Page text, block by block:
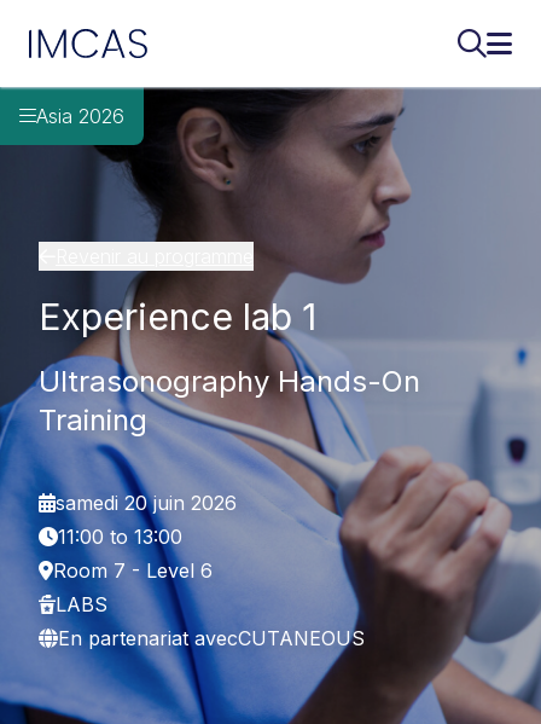
Aller au contenu principal
IMCAS
Asia 2026
Experience lab 1
Ultrasonography Hands-On
Training
samedi 20 juin 2026
11:00 to 13:00
Room 7 - Level 6
LABS
En partenariat avecCUTANEOUS